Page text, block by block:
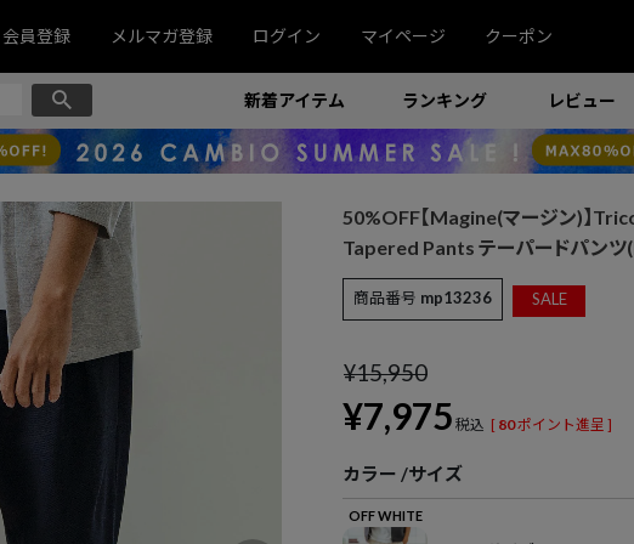
会員登録 メルマガ登録 ログイン マイページ クーポン
新着アイテム ランキング レビュー
50%OFF【Magine(マージン)】
Tapered Pants テーパードパン
商品番号 mp13236 SALE
¥15,950
¥7,975 税込 [ 80ポイント進呈 ]
カラー サイズ
OFF WHITE